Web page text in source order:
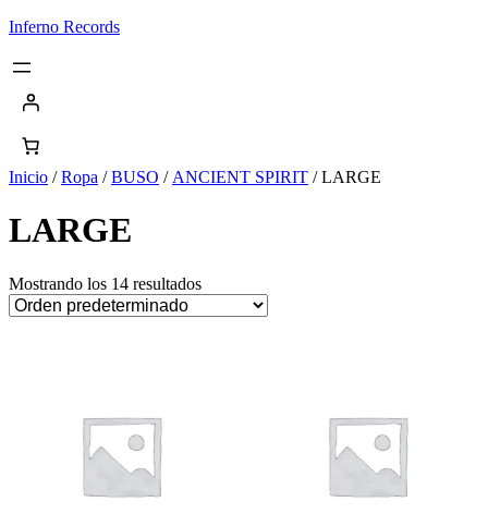
Saltar
contenido
Inferno Records
Inicio /Ropa /BUSO / ANCIENT SPIRIT / LARGE
LARGE
Mostrando los 14 resultados